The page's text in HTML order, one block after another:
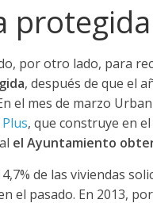
protegida
por otro lado, para
, después de que el
el mes de marzo
, que construye en
el Ayuntamiento
de las viviendas
el pasado. En 2013,